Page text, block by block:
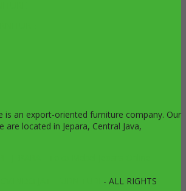
is an export-oriented furniture company. Our
are located in Jepara, Central Java,
- ALL RIGHTS